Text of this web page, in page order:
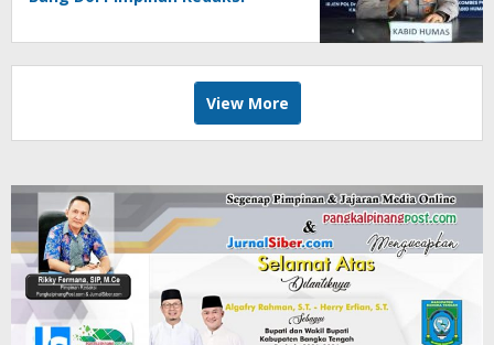
Dua Kali Tak Hadiri Panggilan
View More